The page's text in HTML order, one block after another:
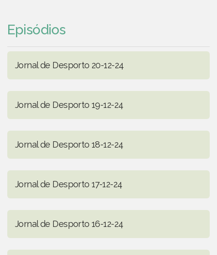
Episódios
Jornal de Desporto 20-12-24
Jornal de Desporto 19-12-24
Jornal de Desporto 18-12-24
Jornal de Desporto 17-12-24
Jornal de Desporto 16-12-24